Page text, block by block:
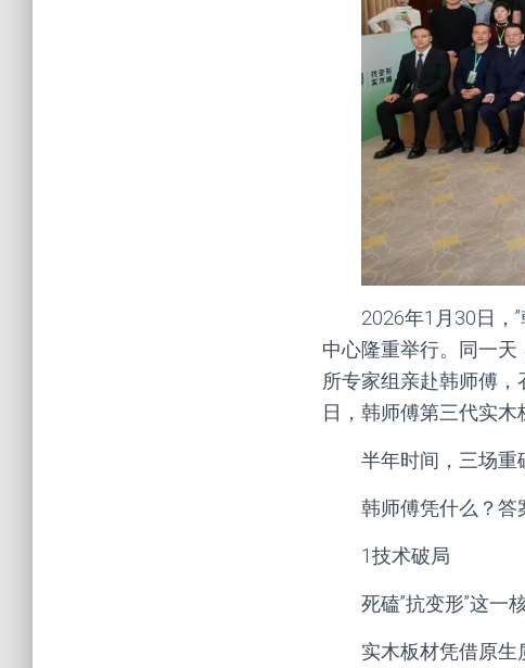
2026年1月30日，
中心隆重举行。同一
所专家组亲赴韩师傅，
日，韩师傅第三代实木
半年时间，三场重
韩师傅凭什么？答
1技术破局
死磕”抗变形”这一
实木板材凭借原